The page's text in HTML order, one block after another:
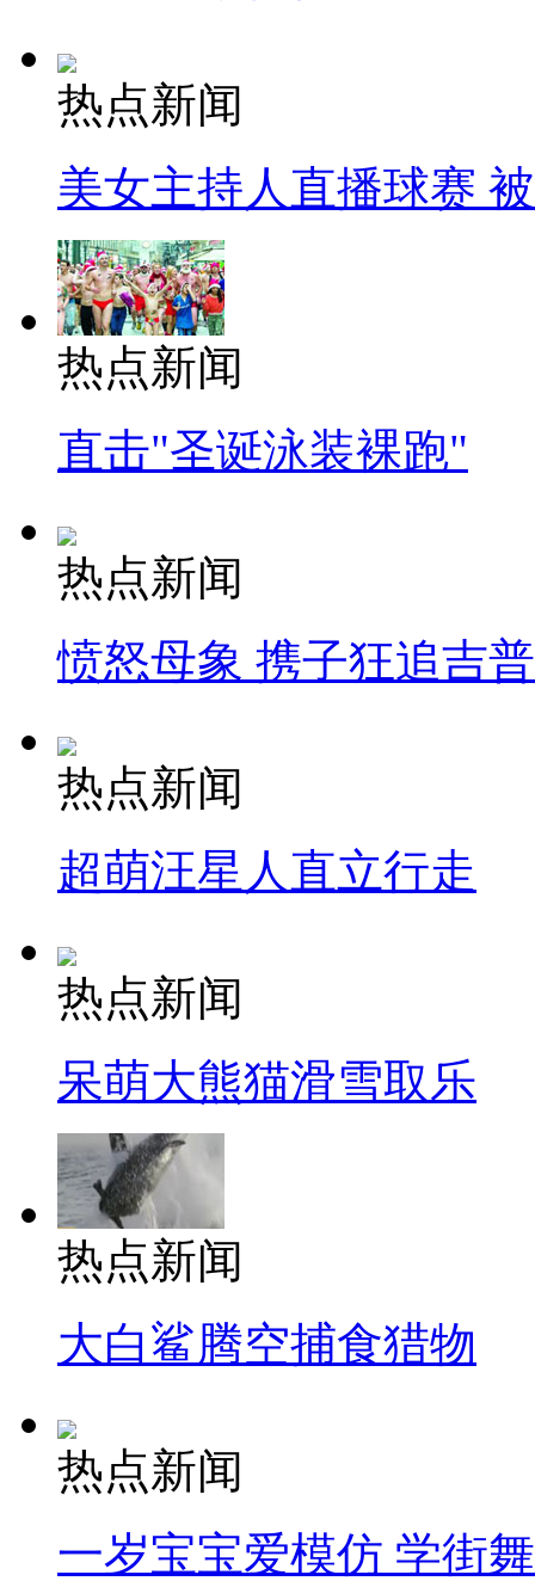
热点新闻
美女主持人直播球赛
热点新闻
直击"圣诞泳装裸跑"
热点新闻
愤怒母象 携子狂追吉
热点新闻
超萌汪星人直立行走
热点新闻
呆萌大熊猫滑雪取乐
热点新闻
大白鲨腾空捕食猎物
热点新闻
一岁宝宝爱模仿 学街